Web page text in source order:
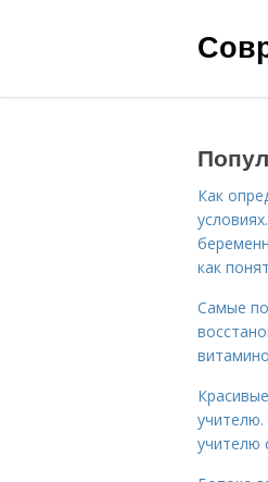
Как
как
Самые
учителю.
учителю